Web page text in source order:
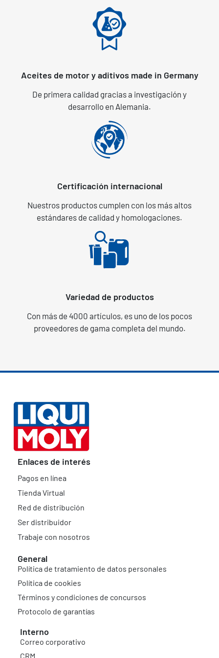
Aceites de motor y aditivos made in Germany
De primera calidad gracias a investigación y
desarrollo en Alemania.
Certificación internacional
Nuestros productos cumplen con los más altos
estándares de calidad y homologaciones.
Variedad de productos
Con más de 4000 artículos, es uno de los pocos
proveedores de gama completa del mundo.
Enlaces de interés
Pagos en línea
Tienda Virtual
Red de distribución
Ser distribuidor
Trabaje con nosotros
General
Política de tratamiento de datos personales
Política de cookies
Términos y condiciones de concursos
Protocolo de garantías
Interno
Correo corporativo
CRM